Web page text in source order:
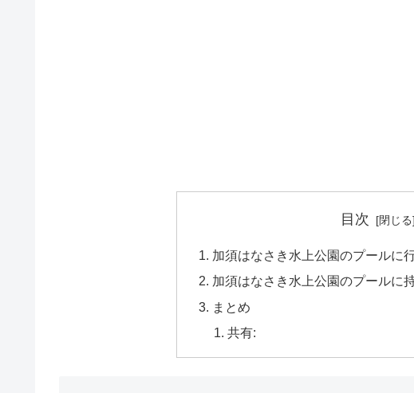
目次
加須はなさき水上公園のプールに
加須はなさき水上公園のプールに
まとめ
共有: